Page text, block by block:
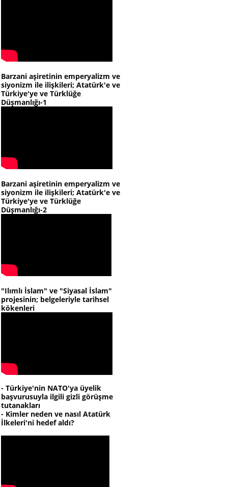
Barzani aşiretinin emperyalizm ve
siyonizm ile ilişkileri; Atatürk'e ve
Türkiye'ye ve Türklüğe
Düşmanlığı-1
Barzani aşiretinin emperyalizm ve
siyonizm ile ilişkileri; Atatürk'e ve
Türkiye'ye ve Türklüğe
Düşmanlığı-2
"Ilımlı İslam" ve "Siyasal İslam"
projesinin; belgeleriyle tarihsel
kökenleri
- Türkiye'nin NATO'ya üyelik
başvurusuyla ilgili gizli görüşme
tutanakları
- Kimler neden ve nasıl Atatürk
İlkeleri'ni hedef aldı?